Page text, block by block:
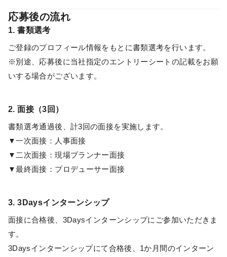
応募後の流れ
1. 書類選考
ご登録のプロフィール情報をもとに書類選考を行います。
※別途、応募後に当社指定のエントリーシートの記載をお願
いする場合がございます。
2. 面接（3回）
書類選考通過後、計3回の面接を実施します。
▼一次面接：人事面接
▼二次面接：現場プランナー面接
▼最終面接：プロデューサー面接
3. 3Daysインターンシップ
面接に合格後、3Daysインターンシップにご参加いただきま
す。
3Daysインターンシップにて合格後、1か月間のインターン